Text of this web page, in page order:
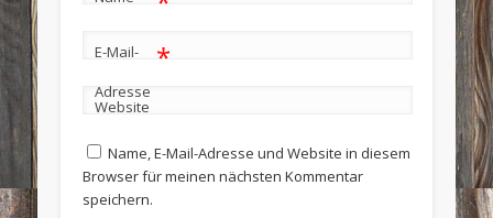
E-Mail-
Adresse
*
Website
Name, E-Mail-Adresse und Website in diesem
Browser für meinen nächsten Kommentar
speichern.